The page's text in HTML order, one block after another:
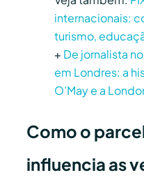
internacionais:
turismo,
+ De jornalista
em Londres: a
O’May e a
Como o
influencia as